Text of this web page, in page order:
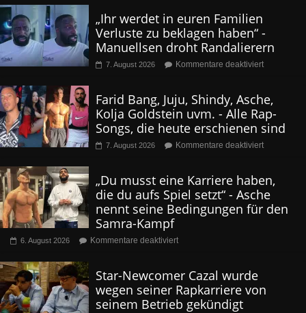
„Ihr werdet in euren Familien
Verluste zu beklagen haben“ -
Manuellsen droht Randalierern
7. August 2026 Kommentare deaktiviert
Farid Bang, Juju, Shindy, Asche,
Kolja Goldstein uvm. - Alle Rap-
Songs, die heute erschienen sind
7. August 2026 Kommentare deaktiviert
„Du musst eine Karriere haben,
die du aufs Spiel setzt“ - Asche
nennt seine Bedingungen für den
Samra-Kampf
6. August 2026 Kommentare deaktiviert
Star-Newcomer Cazal wurde
wegen seiner Rapkarriere von
seinem Betrieb gekündigt